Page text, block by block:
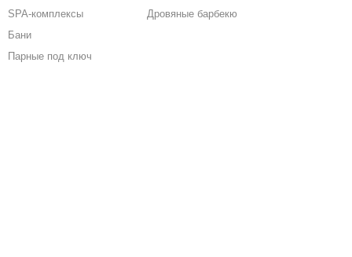
SPA-комплексы
Бани
Парные под ключ
Дровяные барбекю